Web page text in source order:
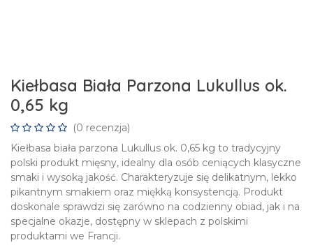
Kiełbasa Biała Parzona Lukullus ok.
0,65 kg
(0 recenzja)
Kiełbasa biała parzona Lukullus ok. 0,65 kg to tradycyjny
polski produkt mięsny, idealny dla osób ceniących klasyczne
smaki i wysoką jakość. Charakteryzuje się delikatnym, lekko
pikantnym smakiem oraz miękką konsystencją. Produkt
doskonale sprawdzi się zarówno na codzienny obiad, jak i na
specjalne okazje, dostępny w sklepach z polskimi
produktami we Francji.